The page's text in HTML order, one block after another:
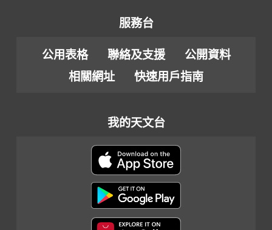
服務台
公用表格 聯絡及支援
公開資料
相關網址
快速用戶指南
我的天文台